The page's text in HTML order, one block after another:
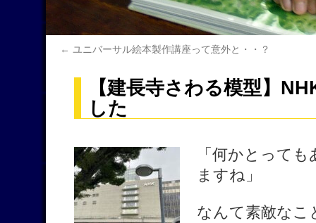
← ユニバーサル絵本製作講座って意外と・・？
【建長寺さわる模型】
した
「何かとって
ますね」
なんて素敵なこ